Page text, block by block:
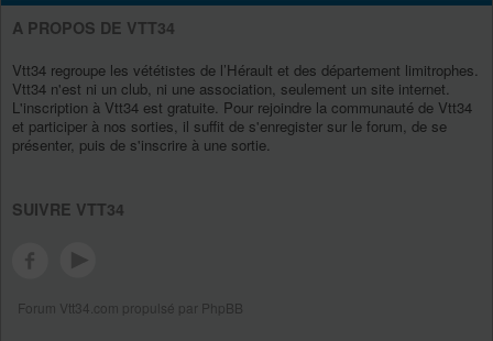
A PROPOS DE VTT34
Vtt34 regroupe les vététistes de l’Hérault et des département limitrophes.
Vtt34 n'est ni un club, ni une association, seulement un site internet.
L'inscription à Vtt34 est gratuite. Pour rejoindre la communauté de Vtt34
et participer à nos sorties, il suffit de s'enregister sur le forum, de se
présenter, puis de s'inscrire à une sortie.
SUIVRE VTT34
Forum Vtt34.com propulsé par PhpBB